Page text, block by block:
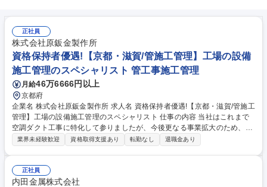
正社員
株式会社原鈑金製作所
資格保持者優遇!【京都・滋賀/管施工管理】工場の設備
施工管理のスペシャリスト 管工事施工管理
月給46万6666円以上
京都府
企業名 株式会社原鈑金製作所 求人名 資格保持者優遇!【京都・滋賀/管施工
管理】工場の設備施工管理のスペシャリスト 仕事の内容 当社はこれまで
空調ダクト工事に特化して参りましたが、今後更なる事業拡大のため、配
管・電気など幅広い施工管理及び営業活動をお任せできる人材を探してい
関係を総合的に俯瞰して、付加価値のある提案ができる人材を希望してい
ます。 ◆後継の育成などにも尽力いただけることを期待します。 ※建物
業界未経験歓迎 資格取得支援あり 転勤なし 退職金あり
正社員
内田金属株式会社